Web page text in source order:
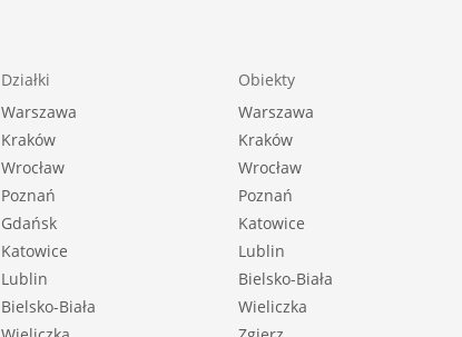
Działki
Warszawa
Kraków
Wrocław
Poznań
Gdańsk
Katowice
Lublin
Bielsko-Biała
Obiekty
Warszawa
Kraków
Wrocław
Poznań
Katowice
Lublin
Bielsko-Biała
Wieliczka